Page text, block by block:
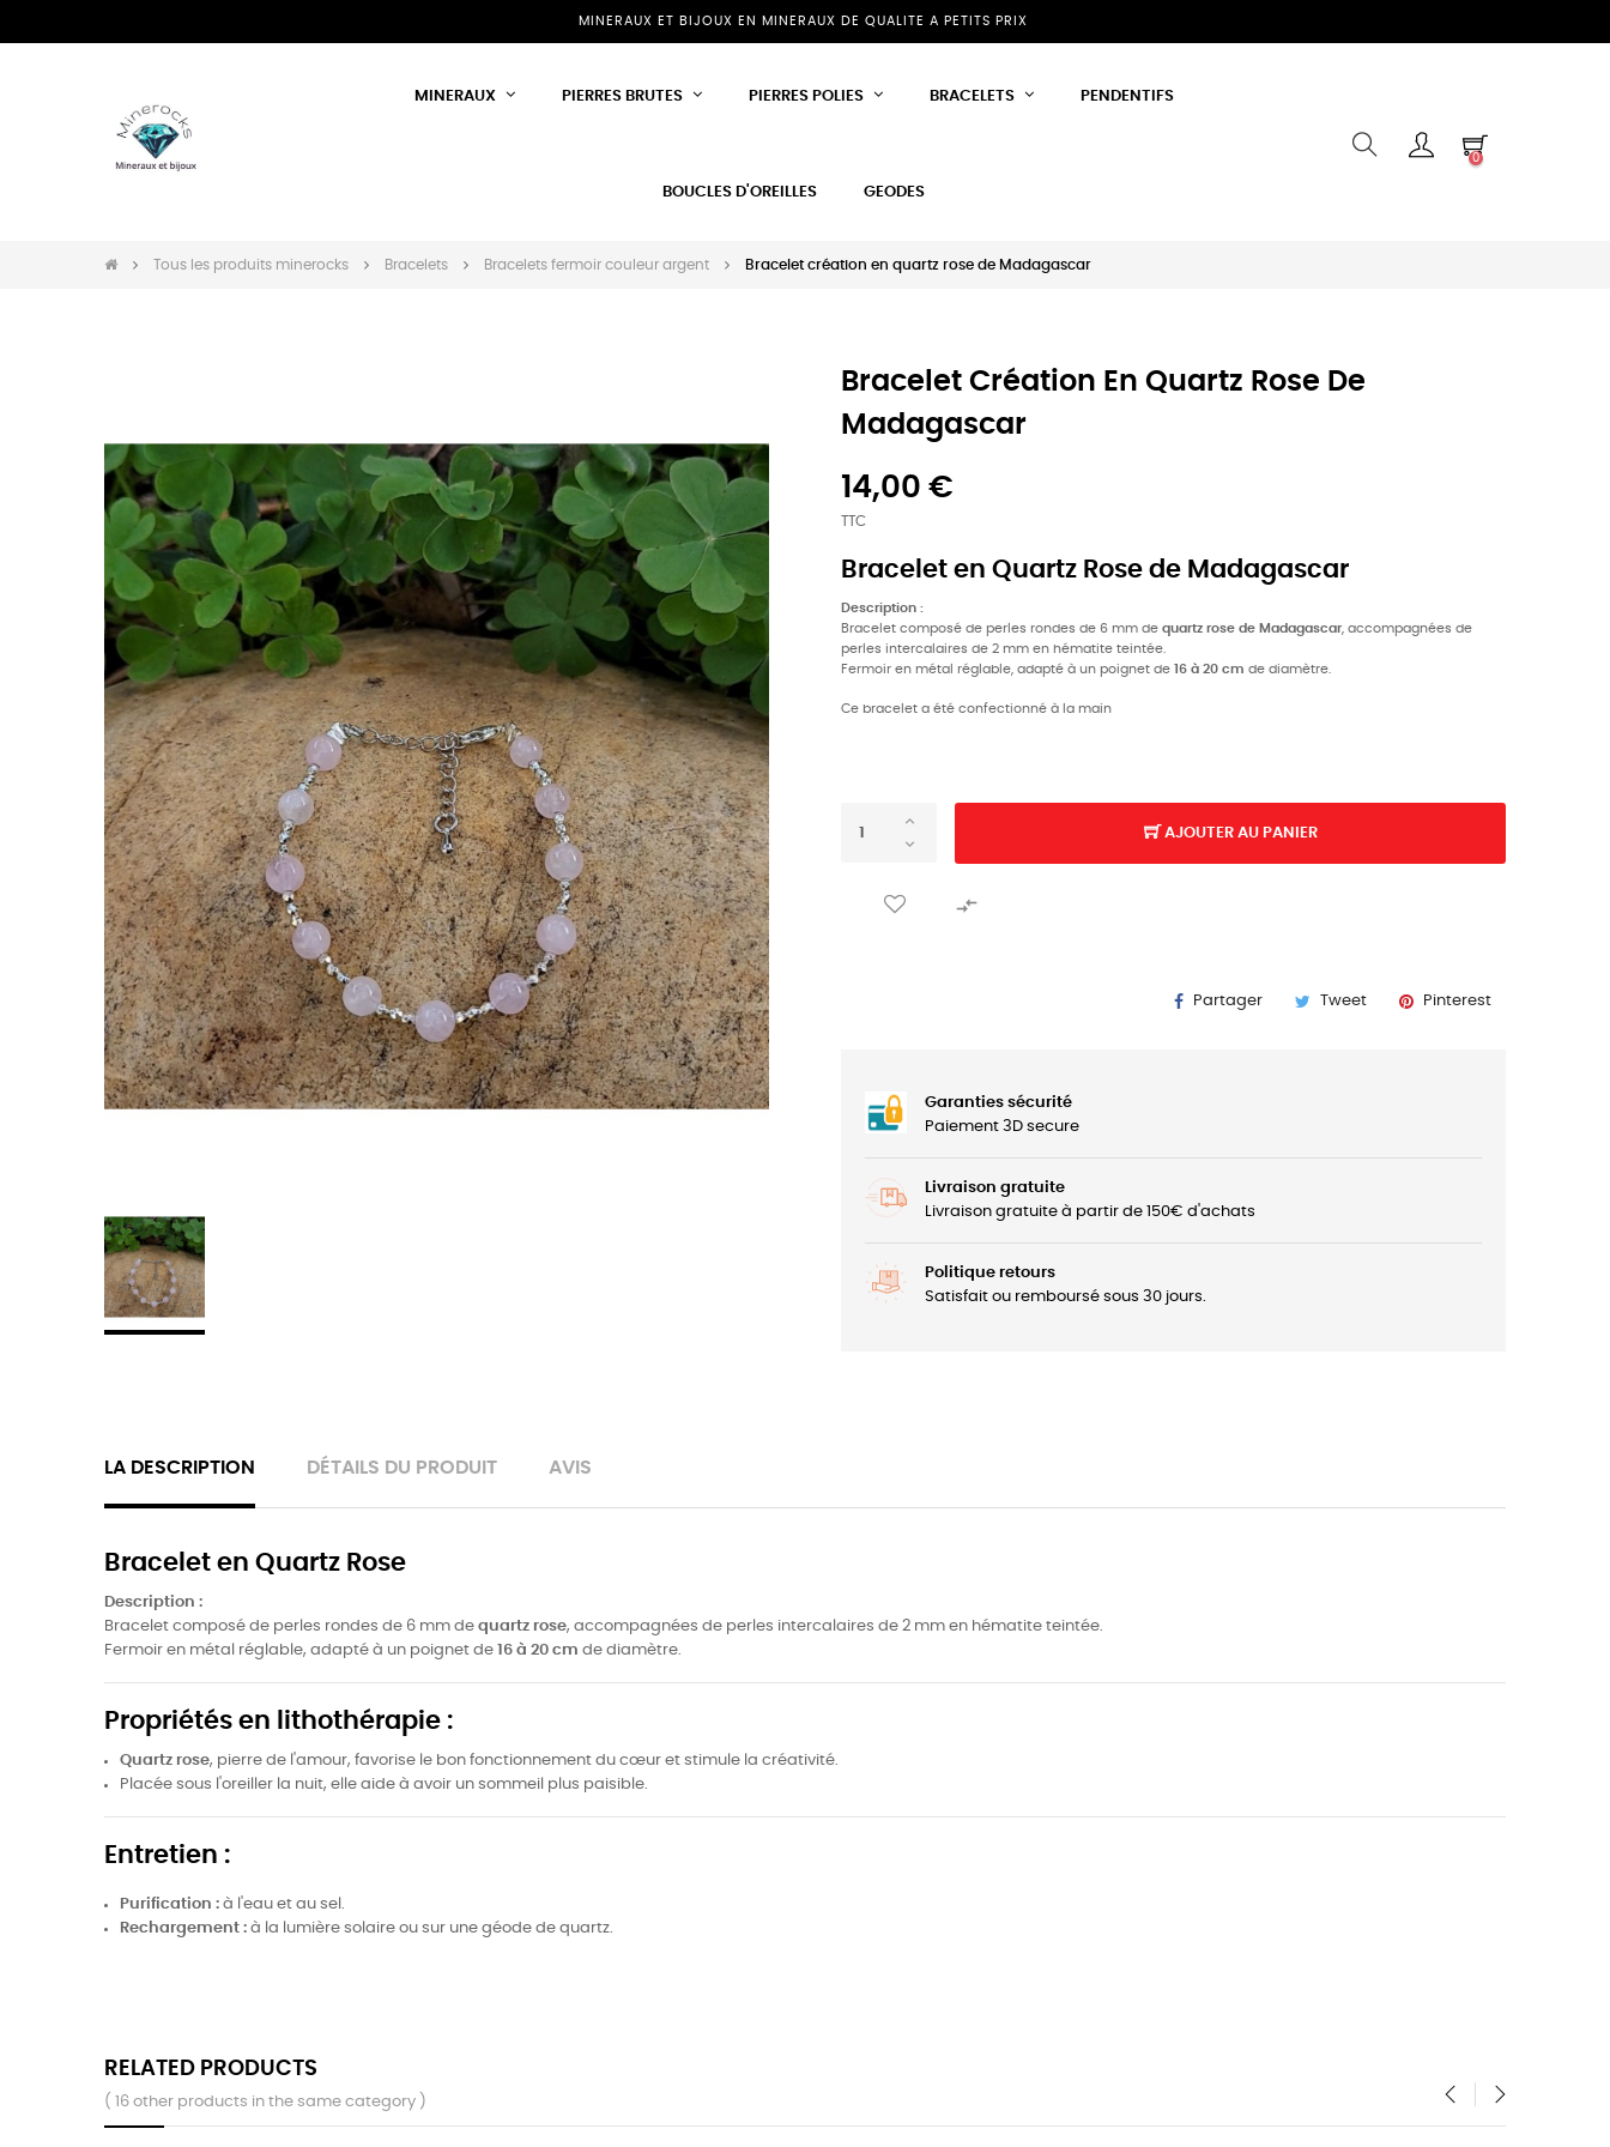
MINERAUX ET BIJOUX EN MINERAUX DE QUALITE A PETITS PRIX
MINERAUX PIERRES BRUTES PIERRES POLIES BRACELETS PENDENTIFS
BOUCLES D'OREILLES GEODES
0
Tous les produits minerocks Bracelets Bracelets fermoir couleur argent Bracelet création en quartz rose de Madagascar
Bracelet Création En Quartz Rose De
Madagascar
14,00 €
TTC
Bracelet en Quartz Rose de Madagascar
Description :
Bracelet composé de perles rondes de 6 mm de quartz rose de Madagascar, accompagnées de
perles intercalaires de 2 mm en hématite teintée.
Fermoir en métal réglable, adapté à un poignet de 16 à 20 cm de diamètre.
Ce bracelet a été confectionné à la main
AJOUTER AU PANIER

Partager Tweet Pinterest
Garanties sécurité
Paiement 3D secure
Livraison gratuite
Livraison gratuite à partir de 150€ d'achats
Politique retours
Satisfait ou remboursé sous 30 jours.
LA DESCRIPTION DÉTAILS DU PRODUIT AVIS
Bracelet en Quartz Rose
Description :
Bracelet composé de perles rondes de 6 mm de quartz rose, accompagnées de perles intercalaires de 2 mm en hématite teintée.
Fermoir en métal réglable, adapté à un poignet de 16 à 20 cm de diamètre.
Propriétés en lithothérapie :
Quartz rose, pierre de l'amour, favorise le bon fonctionnement du cœur et stimule la créativité.
Placée sous l'oreiller la nuit, elle aide à avoir un sommeil plus paisible.
Entretien :
Purification : à l'eau et au sel.
Rechargement : à la lumière solaire ou sur une géode de quartz.
RELATED PRODUCTS
( 16 other products in the same category )